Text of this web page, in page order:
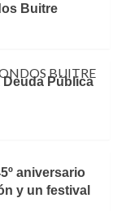
Buitre
Pública
aniversario
y un festival